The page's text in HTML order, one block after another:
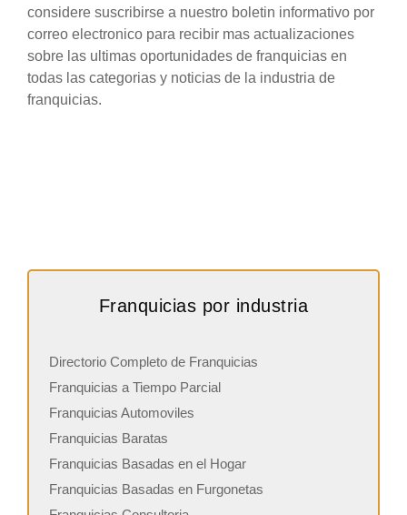
considere suscribirse a nuestro boletin informativo por
correo electronico para recibir mas actualizaciones
sobre las ultimas oportunidades de franquicias en
todas las categorias y noticias de la industria de
franquicias.
Franquicias por industria
Directorio Completo de Franquicias
Franquicias a Tiempo Parcial
Franquicias Automoviles
Franquicias Baratas
Franquicias Basadas en el Hogar
Franquicias Basadas en Furgonetas